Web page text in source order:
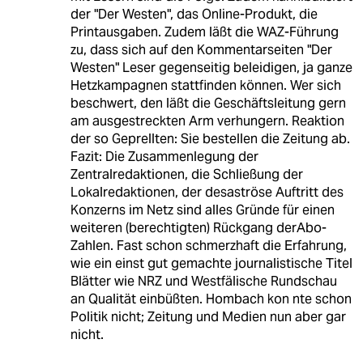
der "Der Westen", das Online-Produkt, die
Printausgaben. Zudem läßt die WAZ-Führung
zu, dass sich auf den Kommentarseiten "Der
Westen" Leser gegenseitig beleidigen, ja ganze
Hetzkampagnen stattfinden können. Wer sich
beschwert, den läßt die Geschäftsleitung gern
am ausgestreckten Arm verhungern. Reaktion
der so Geprellten: Sie bestellen die Zeitung ab.
Fazit: Die Zusammenlegung der
Zentralredaktionen, die Schließung der
Lokalredaktionen, der desaströse Auftritt des
Konzerns im Netz sind alles Gründe für einen
weiteren (berechtigten) Rückgang derAbo-
Zahlen. Fast schon schmerzhaft die Erfahrung,
wie ein einst gut gemachte journalistische Titel
Blätter wie NRZ und Westfälische Rundschau
an Qualität einbüßten. Hombach kon nte schon
Politik nicht; Zeitung und Medien nun aber gar
nicht.